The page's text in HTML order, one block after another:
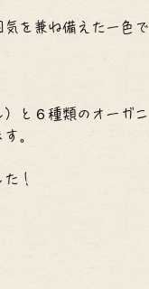
を兼ね備えた一色で
と６種類のオーガニ
。
！